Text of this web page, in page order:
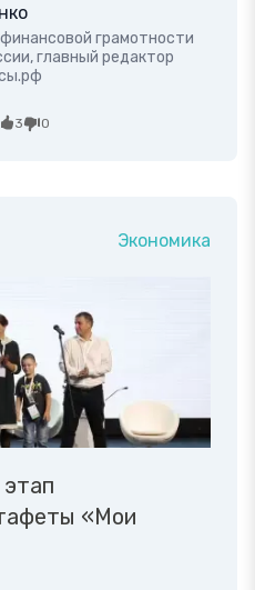
грамотности
главный редактор
3 0
Экономика
«Мои